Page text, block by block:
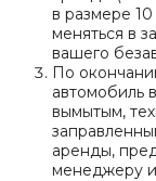
в размере
меняться в
вашего
По
автомобиль
вымытым,
аренды,
менеджеру